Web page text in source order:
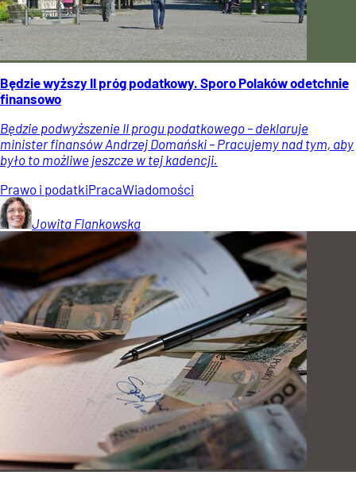
Będzie wyższy II próg podatkowy. Sporo Polaków odetchnie
finansowo
Będzie podwyższenie II progu podatkowego – deklaruje
minister finansów Andrzej Domański – Pracujemy nad tym, aby
było to możliwe jeszcze w tej kadencji.
Prawo i podatkiPracaWiadomości
Jowita Flankowska